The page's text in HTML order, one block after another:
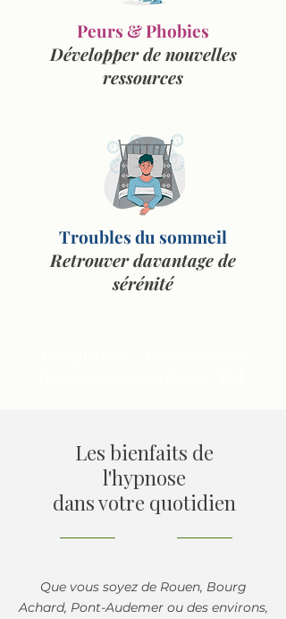
Peurs & Phobies
Développer de nouvelles
ressources
Troubles du sommeil
Retrouver davantage de
sérénité
Les bienfaits de
l'hypnose
dans votre quotidien
Que vous soyez de Rouen, Bourg
Achard, Pont-Audemer ou des environs,